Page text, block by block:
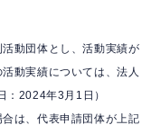
動団体とし、活動実績が
動実績については、法人
：2024年3月1日）
は、代表申請団体が上記